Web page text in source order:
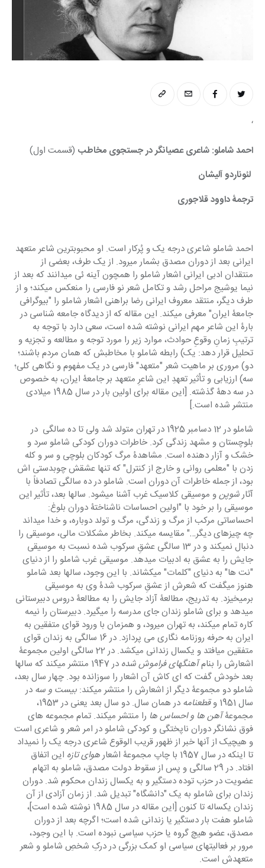
‘
احمد شاملو: شاعری عصیانگر در جستجوی مخاطب (قسمت اول)
لئوناردو آلیشان
ترجمۀ داوود قلاجوری
احمد شاملو شاعری درجه یک و پُرکار است. او محبوبترین شاعر متعهد
ایرانی بعد از دوران مصدق بشمار میرود. از یک طرف، بعضی از
منتقدان ادبی ایرانی اشعار شاملو را همچون آینه ئی میدانند که بعد از
نیما یوشیج مراحل رشد و تکامل شعر نو فارسی را منعکس میکند؛ و از
طرف دیگر، منتقد معروف ایرانی رضا براهنی اشعار شاملو را "بیوگرافی
جامعۀ ایران" معرفی میکند. این مقاله که از دیدگاه جامعه شناسی در
بارۀ این شاعر مهم ایرانی نوشته شده است، سعی دارد با توجه به
ترتیبِ زمانِ وقوعِ حوادث، موارد زیر را مورد توجه و مطالعه و تجزیه و
تحلیل قرار دهد: یک) رابطه شاملو با مخاطبش که همان مردم باشند؛
دو) مروری بر ماهیت شعر "متعهد" فارسی در یک مفهوم و نگاهی کلی؛
سه) ارزیابی و تأثیر تعهدِ این شاعرِ متعهد بر جامعۀ ایران، به خصوص
در سه دهۀ گذشته. [این مقاله برای اولین بار در سال 1985 میلادی
منتشر شده است.]
شاملو در 12 دسامبر 1925 در تهران متولد شد ولی تا ده سالگی  در
بلوچستان و مشهد زندگی کرد. خاطرات دوران کودکی شاملو سرد و
خشک و آزار دهنده است. مشاهدۀ مرگ کودکان بلوچی و سر و کله
زدن با "معلمی روانی و خارج از کنترل" که تنها عشقش چوبدستی اش
بود، از جمله خاطرات آن دوران است. شاملو در ده سالگی تصادفاً با
آثار شوپن و موسیقی کلاسیک غرب آشنا میشود. سالها بعد، تأثیر این
موسیقی را بر خود با "اولین احساسات ناشناختۀ دوران بلوغ:
احساساتی مرکب از مرگ و زندگی، مرگ و تولد دوباره، و خدا میداند
چه چیزهای دیگر…" مقایسه میکند. بخاطر مشکلات مالی، موسیقی را
دنبال نمیکند و در 13 سالگی عشقِ سرکوب شده نسبت به موسیقی
جایش را به عشق به ادبیات میدهد. موسیقی غرب شاملو را از دنیای
"نت ها" به دنیای "کلمات" میکشاند. با این وجود، سالها بعد شاملو
هنوز میگفت که شعرش از عشقِ سرکوب شدۀ وی به موسیقی
برمیخیزد. به تدریج، مطالعۀ آزاد جایش را به مطالعۀ دروس دبیرستانی
میدهد و برای شاملو زندان جای مدرسه را میگیرد. دبیرستان را نیمه
کاره تمام میکند، به تهران میرود، و همزمان با ورود قوای متفقین به
ایران به حرفه روزنامه نگاری می پردازد. در 16 سالگی به زندان قوای
متفقین میافتد و یکسال زندانی میکشد. در 22 سالگی اولین مجموعۀ
اشعارش را بنام آهنگهای فراموش شده
در 1947 منتشر میکند که سالها
بعد خودش گفت که ای کاش آن اشعار را سوزانده بود. چهار سال بعد،
شاملو دو مجموعۀ دیگر از اشعارش را منتشر میکند: بیست و سه در
سال 1951 و
قطعنامه
در همان سال. دو سال بعد یعنی در 1953،
مجموعۀ آهنها و احساس ها را منتشر میکند. تمام مجموعه های
فوق نشانگر دوران ناپختگی و کودکی شاملو در امر شعر و شاعری است
و هیچیک از آنها خبر از ظهور قریب الوقوع شاعری درجه یک را نمیداد
تا اینکه در سال 1957 با چاپ مجموعۀ اشعار
هوای تازه این اتفاق
افتاد. در 29 سالگی و پس از سقوط دولت مصدق، شاملو به اتهام
عضویت در حزب توده دستگیر و به یکسال زندان محکوم شد. دوران
زندان برای شاملو به یک "دانشگاه" تبدیل شد. از زمان آزادی از آن
زندان یکساله تا کنون [این مقاله در سال 1985 نوشته شده است]،
شاملو هفت بار دستگیر یا زندانی شده است؛ اگرچه بعد از دوران
مصدق، عضو هیچ گروه یا حزب سیاسی نبوده است. با این وجود،
مرور بر فعالیتهای سیاسی او کمک بزرگی در درکِ شخصِ شاملو و شعر
متعهدش است.